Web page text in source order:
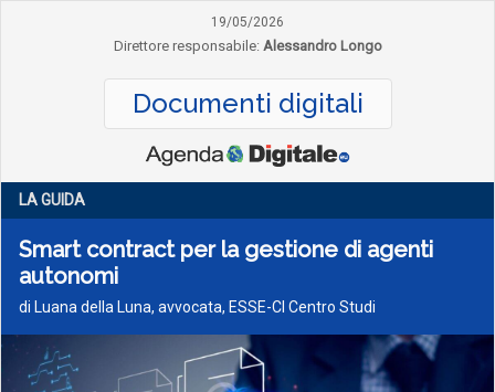
19/05/2026
Direttore responsabile: Alessandro Longo
Documenti digitali
LA GUIDA
Smart contract per la gestione di agenti
autonomi
di Luana della Luna, avvocata, ESSE-CI Centro Studi